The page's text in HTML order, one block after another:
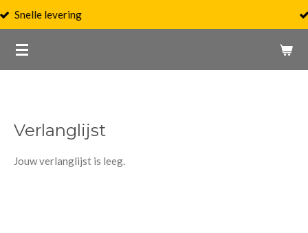
Ga
naar
de
Persoonlijk
Verlanglijst
Jouw verlanglijst is leeg.